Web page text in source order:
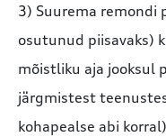
3) Suurema remondi
osutunud piisavaks)
mõistliku aja jooksul
järgmistest
kohapealse abi